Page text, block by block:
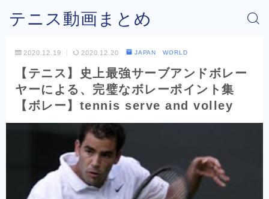
テニス動画まとめ
2020.12.19 2020.12.20 JAPAN WORLD
【テニス】史上最強サーブアンドボレー
ヤーによる、完璧なボレーポイント集
【ボレー】tennis serve and volley